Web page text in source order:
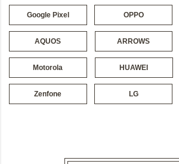
Google Pixel OPPO
AQUOS ARROWS
Motorola HUAWEI
Zenfone LG